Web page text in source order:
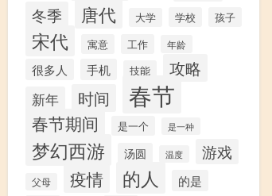
冬季 唐代 大学 学校 孩子
宋代 寓意 工作 年龄
很多人 手机 技能 攻略
新年 时间 春节
春节期间 是一个 是一种
梦幻西游 汤圆 温度 游戏
父母 疫情 的人 的是